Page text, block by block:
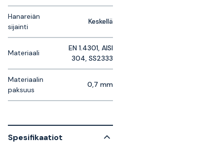
Hanareiän
sijainti
Keskellä
Materiaali
EN 1.4301, AISI
304, SS2333
Materiaalin
paksuus
0,7 mm
Spesifikaatiot